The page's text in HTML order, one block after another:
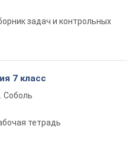
задач и контрольных
7 класс
Соболь
тетрадь